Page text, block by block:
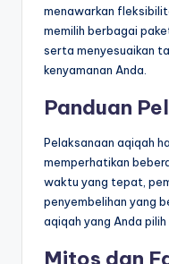
menawarkan
memilih berbagai
serta menyesuaikan
kenyamanan Anda.
Panduan
Pelaksanaan aqiqah
memperhatikan
waktu yang tepat,
penyembelihan yang
aqiqah yang Anda pilih
Mitos dan